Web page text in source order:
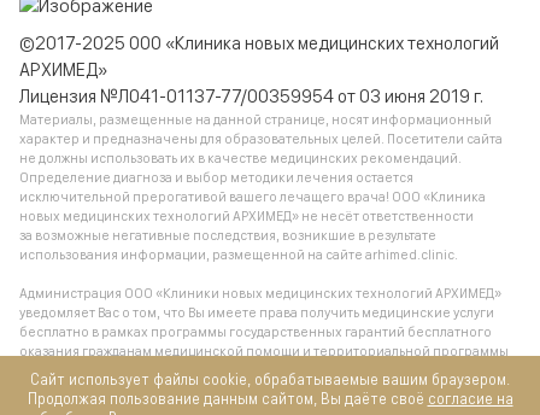
©2017-2025 ООО «Клиника новых медицинских технологий
АРХИМЕД»
Лицензия №Л041-01137-77/00359954 от 03 июня 2019 г.
Материалы, размещенные на данной странице, носят информационный
характер и предназначены для образовательных целей. Посетители сайта
не должны использовать их в качестве медицинских рекомендаций.
Определение диагноза и выбор методики лечения остается
исключительной прерогативой вашего лечащего врача! ООО «Клиника
новых медицинских технологий АРХИМЕД» не несёт ответственности
за возможные негативные последствия, возникшие в результате
использования информации, размещенной на сайте arhimed.clinic.
Администрация ООО «Клиники новых медицинских технологий АРХИМЕД»
уведомляет Вас о том, что Вы имеете права получить медицинские услуги
бесплатно в рамках программы государственных гарантий бесплатного
оказания гражданам медицинской помощи и территориальной программы
государственных гарантий бесплатного оказания гражданам медицинской
помощи, обратившись в поликлинику по месту жительства.
Сайт использует файлы cookie, обрабатываемые вашим браузером.
Продолжая пользование данным сайтом, Вы даёте своё согласие на